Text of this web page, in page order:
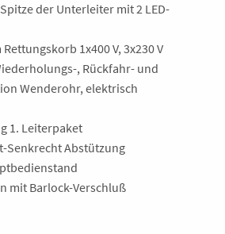
der Unterleiter mit 2 LED-
1x400 V, 3x230 V
, Rückfahr- und
Wenderohr, elektrisch
1. Leiterpaket
Senkrecht Abstützung
mit Barlock-Verschluß